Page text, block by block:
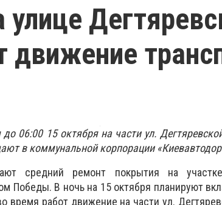
улице
движение
06:00 15 октября на части ул.
в коммунальной корпорации
средний ремонт покрытия на
Победы. В ночь на 15 октября планируют
время работ движение на части ул.